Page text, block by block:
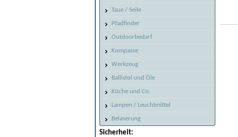
Taue / Seile
Pfadfinder
Outdoorbedarf
Kompasse
Werkzeug
Ballistol und Öle
Küche und Co.
Lampen / Leuchtmittel
Belaserung
Sicherheit: